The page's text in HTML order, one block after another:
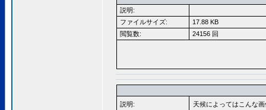
説明:
ファイルサイズ:
17.88 KB
閲覧数:
24156 回
説明:
天候によってはこんな